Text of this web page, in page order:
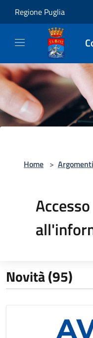
Regione Puglia
Home > Argomenti
Accesso
Novità (95)